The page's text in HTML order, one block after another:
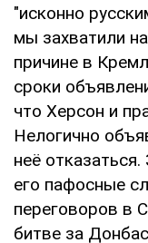
"исконно
мы захватили
причине в
сроки
что Херсон и
Нелогично
неё
его пафосные
переговоров в
битве за